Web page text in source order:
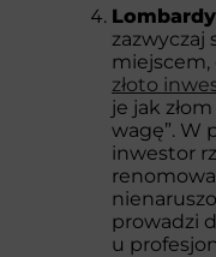
Lombardy
zazwyczaj
miejscem,
złoto
je jak
wagę”. W
inwestor
prowadzi
u